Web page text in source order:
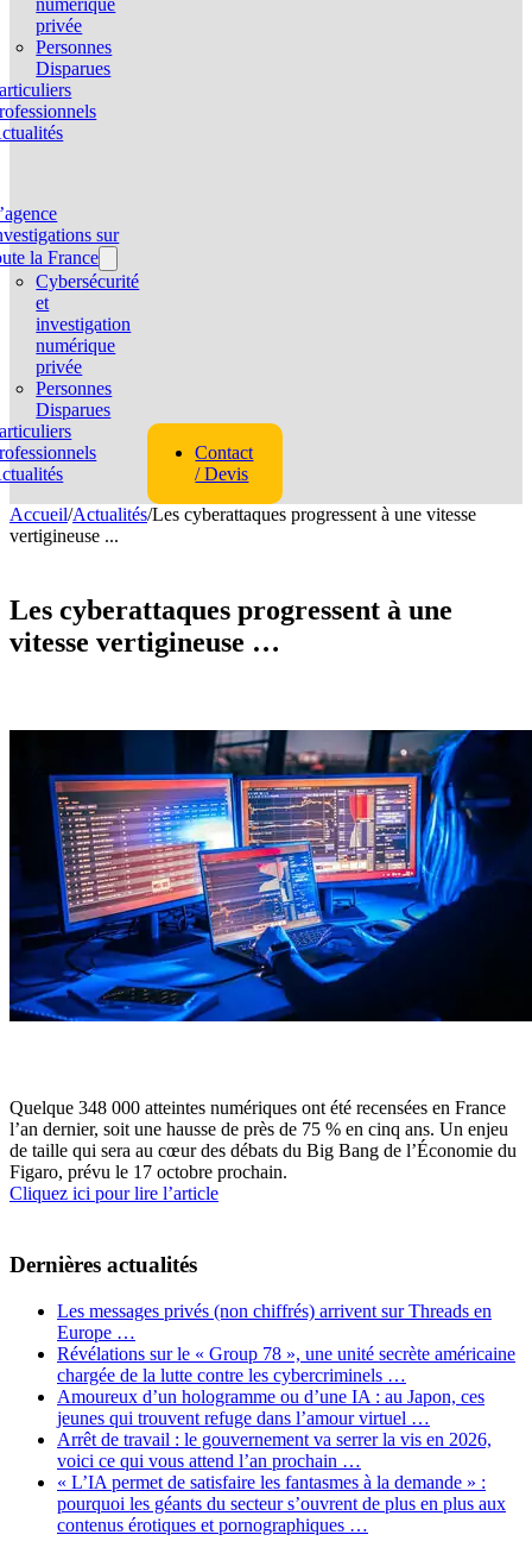
numérique
privée
Personnes
Disparues
sur
la France
Cybersécurité
et
investigation
numérique
privée
Personnes
Disparues
Contact
/ Devis
Accueil/Actualités/Les cyberattaques progressent à une vitesse
vertigineuse ...
Les cyberattaques progressent à une
vitesse vertigineuse …
Quelque 348 000 atteintes numériques ont été recensées en France
l’an dernier, soit une hausse de près de 75 % en cinq ans. Un enjeu
de taille qui sera au cœur des débats du Big Bang de l’Économie du
Figaro, prévu le 17 octobre prochain.
Cliquez ici pour lire l’article
Dernières actualités
Les messages privés (non chiffrés) arrivent sur Threads en
Europe …
Révélations sur le « Group 78 », une unité secrète américaine
chargée de la lutte contre les cybercriminels …
Amoureux d’un hologramme ou d’une IA : au Japon, ces
jeunes qui trouvent refuge dans l’amour virtuel …
Arrêt de travail : le gouvernement va serrer la vis en 2026,
voici ce qui vous attend l’an prochain …
« L’IA permet de satisfaire les fantasmes à la demande » :
pourquoi les géants du secteur s’ouvrent de plus en plus aux
contenus érotiques et pornographiques …